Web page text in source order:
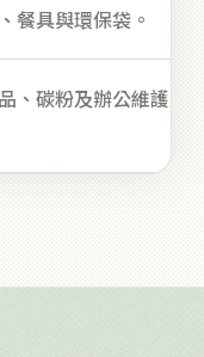
餐具與環保袋。
、碳粉及辦公維護用